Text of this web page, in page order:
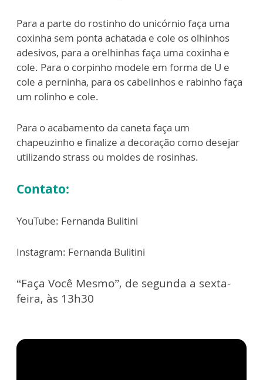
Para a parte do rostinho do unicórnio faça uma
coxinha sem ponta achatada e cole os olhinhos
adesivos, para a orelhinhas faça uma coxinha e
cole. Para o corpinho modele em forma de U e
cole a perninha, para os cabelinhos e rabinho faça
um rolinho e cole.
Para o acabamento da caneta faça um
chapeuzinho e finalize a decoração como desejar
utilizando strass ou moldes de rosinhas.
Contato:
YouTube: Fernanda Bulitini
Instagram: Fernanda Bulitini
“Faça Você Mesmo”, de segunda a sexta-
feira, às 13h30